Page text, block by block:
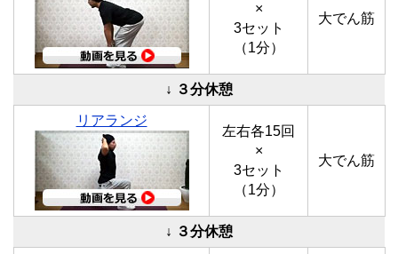
×
3セット
（1分）
大でん筋
↓ ３分休憩
リアランジ
左右各15回
×
3セット
（1分）
大でん筋
↓ ３分休憩